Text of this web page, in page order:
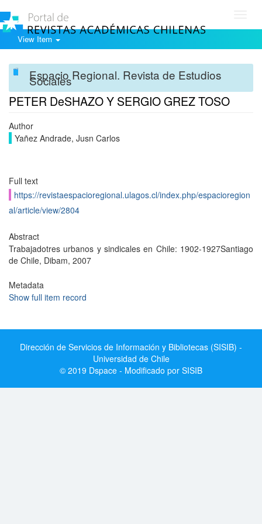
View Item
Espacio Regional. Revista de Estudios
Sociales
PETER DeSHAZO Y SERGIO GREZ TOSO
Author
Yañez Andrade, Jusn Carlos
Full text
https://revistaespacioregional.ulagos.cl/index.php/espacioregion
al/article/view/2804
Abstract
Trabajadotres urbanos y sindicales en Chile: 1902-1927Santiago
de Chile, Dibam, 2007
Metadata
Show full item record
Dirección de Servicios de Información y Bibliotecas (SISIB) -
Universidad de Chile
© 2019 Dspace - Modificado por SISIB